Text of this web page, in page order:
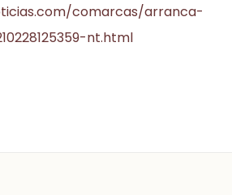
comarcas/arranca-
nt.html